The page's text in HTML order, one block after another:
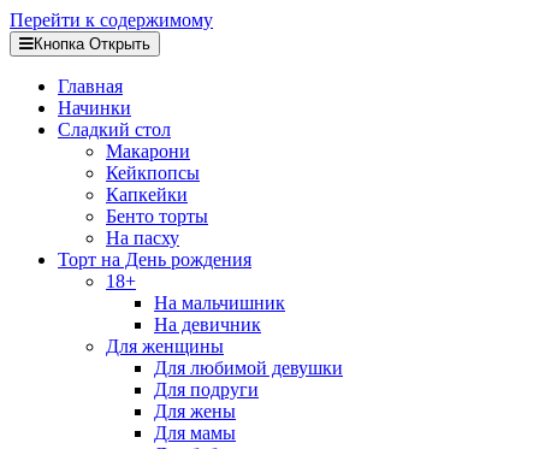
Перейти к содержимому
Кнопка Открыть
Главная
Начинки
Сладкий стол
Макарони
Кейкпопсы
Капкейки
Бенто торты
На пасху
Торт на День рождения
18+
На мальчишник
На девичник
Для женщины
Для любимой девушки
Для подруги
Для жены
Для мамы